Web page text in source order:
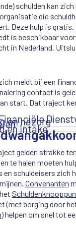
schulden kan zich
die
Deze hulp is gratis.
is beschikbaar
in Nederland.
meldt bij een
contact is
start. Dat traject
en intake
en nazorg
gelden strakke
te halen moeten
en schuldeisers zich
Convenanten
(met borging door
) helpen om snel tot